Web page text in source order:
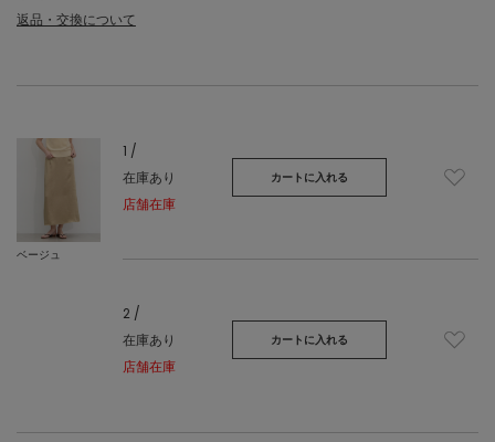
返品・交換について
ベージュ
1 /
在庫あり
店舗在庫
カートに入れる
2 /
在庫あり
店舗在庫
カートに入れる